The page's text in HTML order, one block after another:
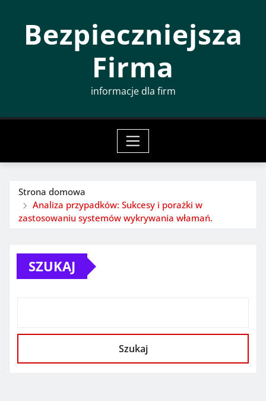
Bezpieczniejsza
Firma
informacje dla firm
Strona domowa
Analiza przypadków: Sukcesy i porażki w
zastosowaniu systemów wykrywania włamań.
SZUKAJ
Szukaj